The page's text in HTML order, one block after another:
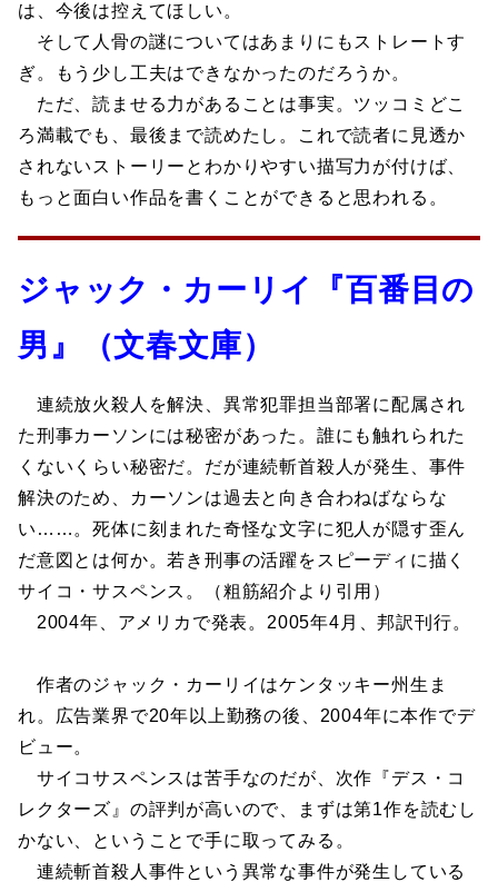
は、今後は控えてほしい。
そして人骨の謎についてはあまりにもストレートす
ぎ。もう少し工夫はできなかったのだろうか。
ただ、読ませる力があることは事実。ツッコミどこ
ろ満載でも、最後まで読めたし。これで読者に見透か
されないストーリーとわかりやすい描写力が付けば、
もっと面白い作品を書くことができると思われる。
ジャック・カーリイ『百番目の
男』（文春文庫）
連続放火殺人を解決、異常犯罪担当部署に配属され
た刑事カーソンには秘密があった。誰にも触れられた
くないくらい秘密だ。だが連続斬首殺人が発生、事件
解決のため、カーソンは過去と向き合わねばならな
い……。死体に刻まれた奇怪な文字に犯人が隠す歪ん
だ意図とは何か。若き刑事の活躍をスピーディに描く
サイコ・サスペンス。（粗筋紹介より引用）
2004年、アメリカで発表。2005年4月、邦訳刊行。
作者のジャック・カーリイはケンタッキー州生ま
れ。広告業界で20年以上勤務の後、2004年に本作でデ
ビュー。
サイコサスペンスは苦手なのだが、次作『デス・コ
レクターズ』の評判が高いので、まずは第1作を読むし
かない、ということで手に取ってみる。
連続斬首殺人事件という異常な事件が発生している